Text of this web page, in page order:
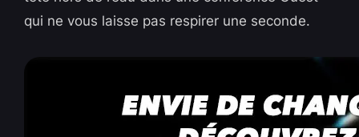
qui ne vous laisse pas respirer une seconde.